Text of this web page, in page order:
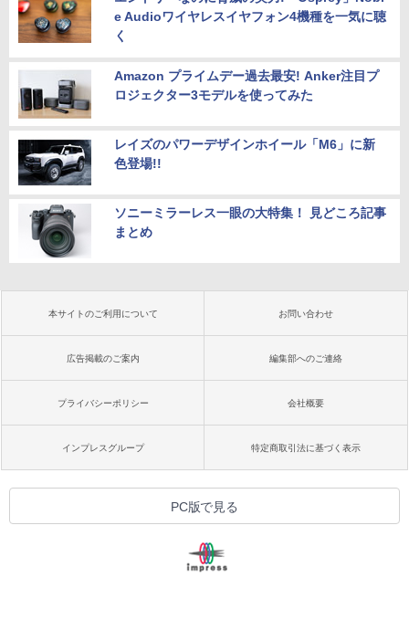
e Audioワイヤレスイヤフォン4機種を一気に聴
く
Amazon プライムデー過去最安! Anker注目プ
ロジェクター3モデルを使ってみた
レイズのパワーデザインホイール「M6」に新
色登場!!
ソニーミラーレス一眼の大特集！ 見どころ記事
まとめ
本サイトのご利用について お問い合わせ
広告掲載のご案内 編集部へのご連絡
プライバシーポリシー 会社概要
インプレスグループ 特定商取引法に基づく表示
PC版で見る